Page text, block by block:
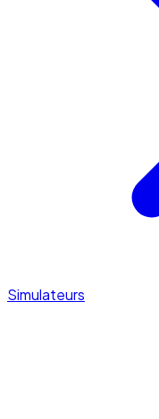
Simulateurs